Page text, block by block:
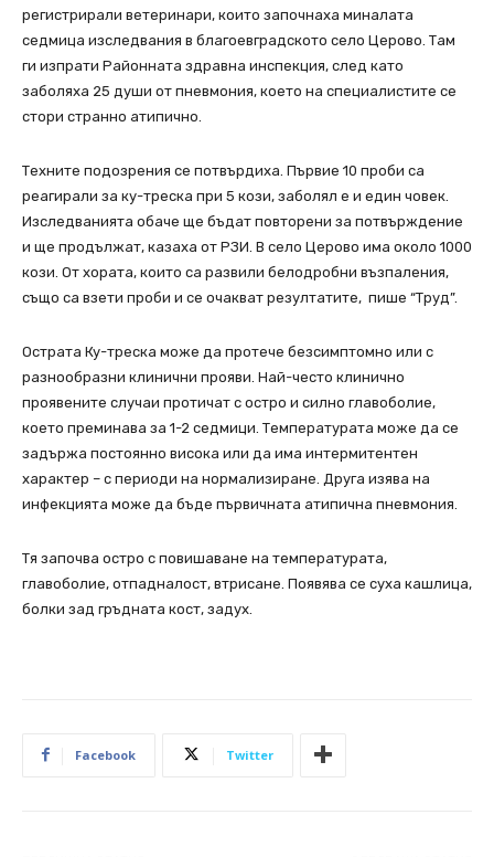
регистрирали ветеринари, които започнаха миналата
седмица изследвания в благоевградското село Церово. Там
ги изпрати Районната здравна инспекция, след като
заболяха 25 души от пневмония, което на специалистите се
стори странно атипично.
Техните подозрения се потвърдиха. Първие 10 проби са
реагирали за ку-треска при 5 кози, заболял е и един човек.
Изследванията обаче ще бъдат повторени за потвърждение
и ще продължат, казаха от РЗИ. В село Церово има около 1000
кози. От хората, които са развили белодробни възпаления,
също са взети проби и се очакват резултатите, пише “Труд”.
Острата Ку-треска може да протече безсимптомно или с
разнообразни клинични прояви. Най-често клинично
проявените случаи протичат с остро и силно главоболие,
което преминава за 1-2 седмици. Температурата може да се
задържа постоянно висока или да има интермитентен
характер – с периоди на нормализиране. Друга изява на
инфекцията може да бъде първичната атипична пневмония.
Тя започва остро с повишаване на температурата,
главоболие, отпадналост, втрисане. Появява се суха кашлица,
болки зад гръдната кост, задух.
Facebook Twitter